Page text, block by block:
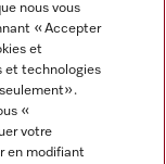
nous vous
« Accepter
et
et technologies
«
votre
en modifiant